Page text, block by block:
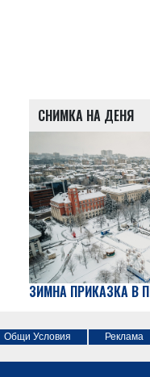
СНИМКА НА ДЕНЯ
ЗИМНА ПРИКАЗКА В
Общи Условия Реклама